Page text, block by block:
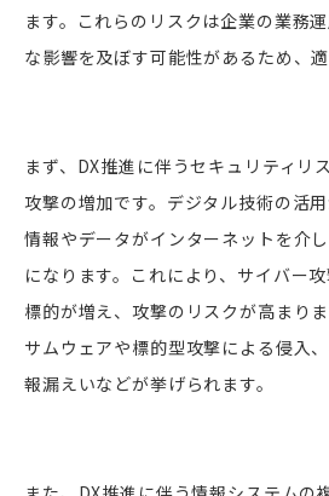
ます。これらのリスクは企業の業務
な影響を及ぼす可能性があるため、
まず、DX推進に伴うセキュリティリ
攻撃の増加です。デジタル技術の活
情報やデータがインターネットを介
になります。これにより、サイバー
標的が増え、攻撃のリスクが高まり
サムウェアや標的型攻撃による侵入
報漏えいなどが挙げられます。